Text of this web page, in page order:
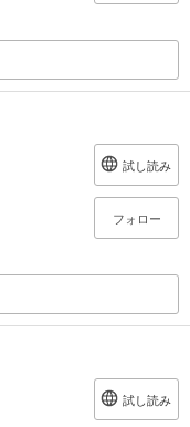
試し読み
フォロー
試し読み